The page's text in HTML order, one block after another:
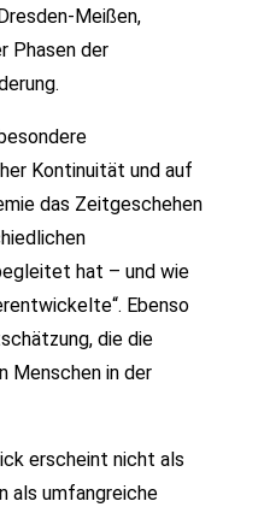
Meißen,
Phasen der
Kontinuität und auf
das Zeitgeschehen
hat – und wie
Ebenso
die die
Menschen in der
erscheint nicht als
als umfangreiche